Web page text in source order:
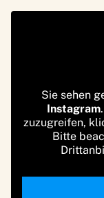
Sie sehen
Instagram
zuzugreifen,
Bitte